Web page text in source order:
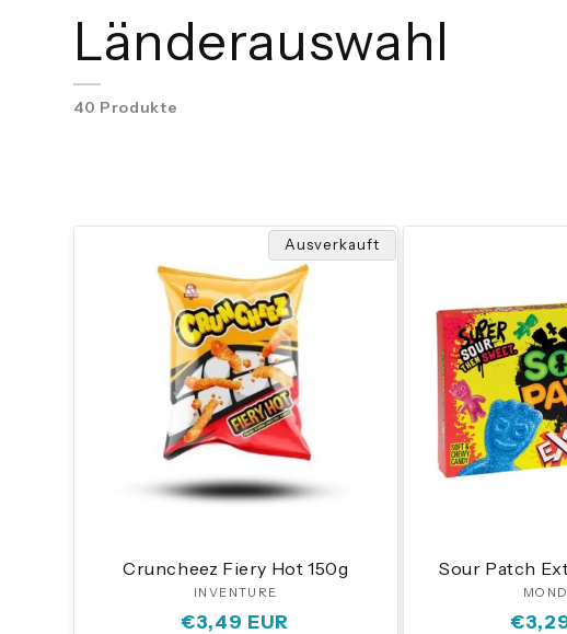
Länderauswahl
40 Produkte
Ausverkauft
Cruncheez Fiery Hot 150g
Anbieter:
INVENTURE
Normaler
€3,49 EUR
Sour Patch